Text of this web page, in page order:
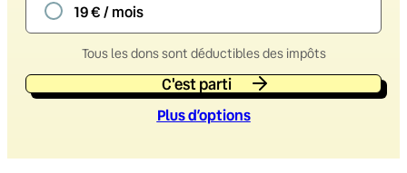
19 € / mois
Tous les dons sont déductibles des impôts
C'est parti
Plus d’options